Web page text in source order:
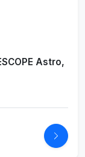
Astro,